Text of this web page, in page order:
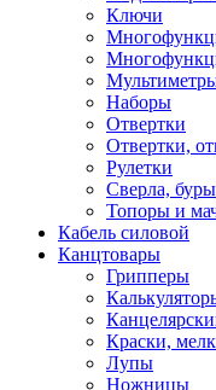
Ключи
Наборы
Отвертки
Отвертки,
Рулетки
Сверла, буры
Топоры и
Кабель силовой
Канцтовары
Грипперы
Краски,
Лупы
Ножницы